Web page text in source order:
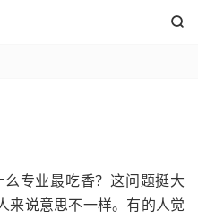

专业最吃香？这问题挺大
来说意思不一样。有的人觉